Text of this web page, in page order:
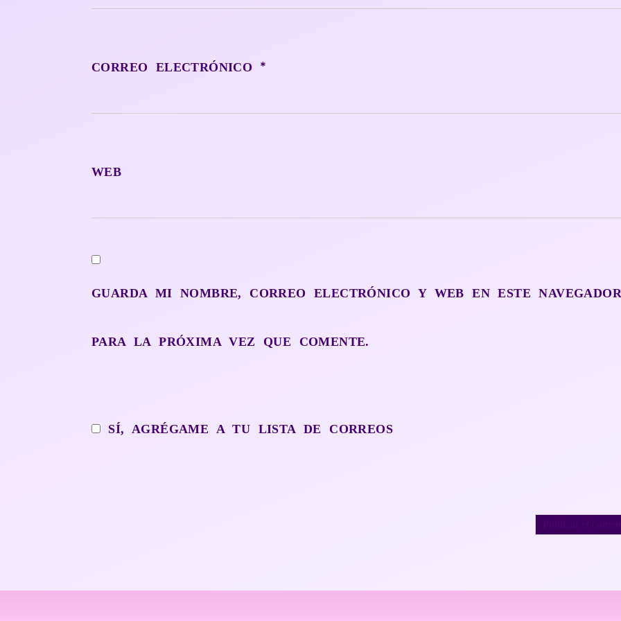
CORREO ELECTRÓNICO *
WEB
GUARDA MI NOMBRE, CORREO ELECTRÓNICO Y WEB EN ESTE
PARA LA PRÓXIMA VEZ QUE COMENTE.
SÍ, AGRÉGAME A TU LISTA DE CORREOS